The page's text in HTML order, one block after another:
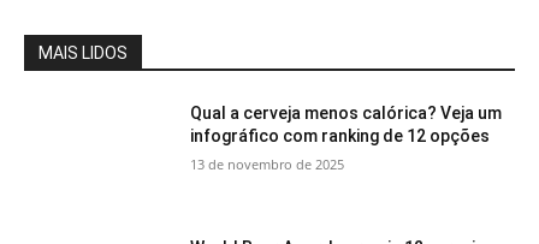
MAIS LIDOS
Qual a cerveja menos calórica? Veja um
infográfico com ranking de 12 opções
13 de novembro de 2025